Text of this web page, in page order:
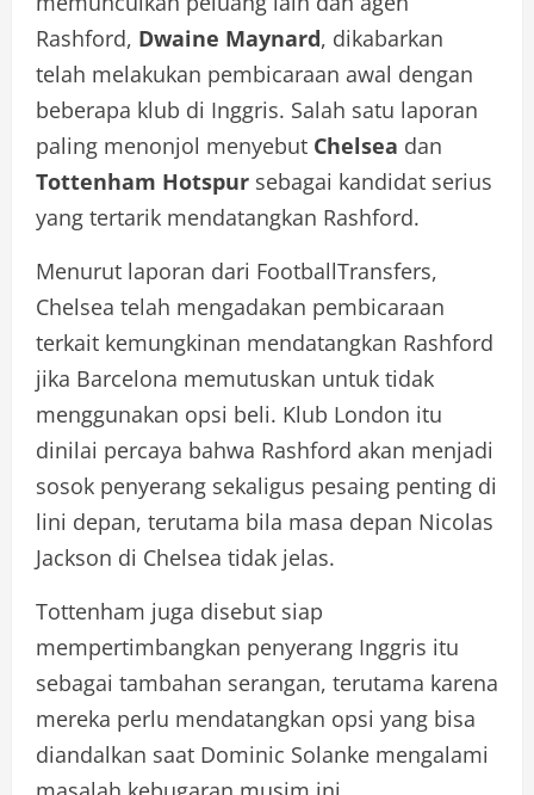
Rashford, Dwaine Maynard, dikabarkan
telah melakukan pembicaraan awal dengan
beberapa klub di Inggris. Salah satu laporan
paling menonjol menyebut Chelsea dan
Tottenham Hotspur sebagai kandidat serius
yang tertarik mendatangkan Rashford.
Menurut laporan dari FootballTransfers,
Chelsea telah mengadakan pembicaraan
terkait kemungkinan mendatangkan Rashford
jika Barcelona memutuskan untuk tidak
menggunakan opsi beli. Klub London itu
dinilai percaya bahwa Rashford akan menjadi
sosok penyerang sekaligus pesaing penting di
lini depan, terutama bila masa depan Nicolas
Jackson di Chelsea tidak jelas.
Tottenham juga disebut siap
mempertimbangkan penyerang Inggris itu
sebagai tambahan serangan, terutama karena
mereka perlu mendatangkan opsi yang bisa
diandalkan saat Dominic Solanke mengalami